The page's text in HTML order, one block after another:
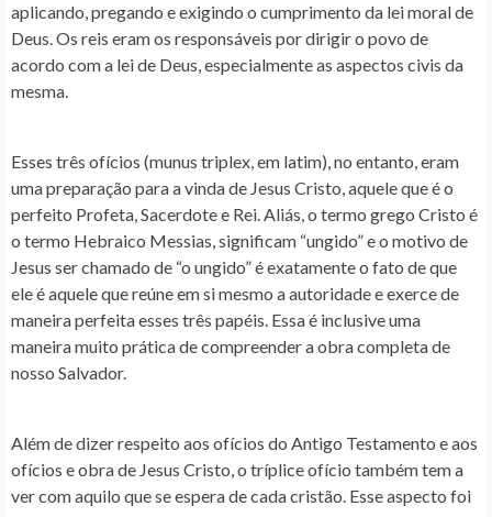
aplicando, pregando e exigindo o cumprimento da lei moral de
Deus. Os reis eram os responsáveis por dirigir o povo de
acordo com a lei de Deus, especialmente as aspectos civis da
mesma.
Esses três ofícios (munus triplex, em latim), no entanto, eram
uma preparação para a vinda de Jesus Cristo, aquele que é o
perfeito Profeta, Sacerdote e Rei. Aliás, o termo grego Cristo é
o termo Hebraico Messias, significam “ungido” e o motivo de
Jesus ser chamado de “o ungido” é exatamente o fato de que
ele é aquele que reúne em si mesmo a autoridade e exerce de
maneira perfeita esses três papéis. Essa é inclusive uma
maneira muito prática de compreender a obra completa de
nosso Salvador.
Além de dizer respeito aos ofícios do Antigo Testamento e aos
ofícios e obra de Jesus Cristo, o tríplice ofício também tem a
ver com aquilo que se espera de cada cristão. Esse aspecto foi